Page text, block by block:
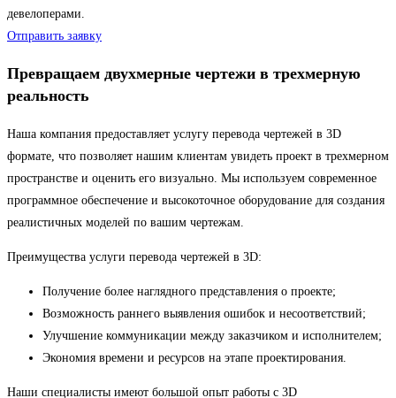
девелоперами.
Отправить заявку
Превращаем двухмерные чертежи в трехмерную
реальность
Наша компания предоставляет услугу перевода чертежей в 3D
формате, что позволяет нашим клиентам увидеть проект в трехмерном
пространстве и оценить его визуально. Мы используем современное
программное обеспечение и высокоточное оборудование для создания
реалистичных моделей по вашим чертежам.
Преимущества услуги перевода чертежей в 3D:
Получение более наглядного представления о проекте;
Возможность раннего выявления ошибок и несоответствий;
Улучшение коммуникации между заказчиком и исполнителем;
Экономия времени и ресурсов на этапе проектирования.
Наши специалисты имеют большой опыт работы с 3D